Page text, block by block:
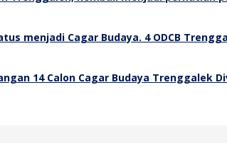
4 ODCB
14 Calon Cagar Budaya Trenggalek